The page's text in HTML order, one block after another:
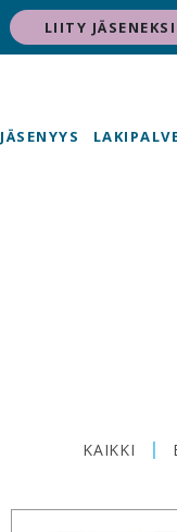
LIITY JÄSENEKSI
JÄSENYYS
KAIKKI |